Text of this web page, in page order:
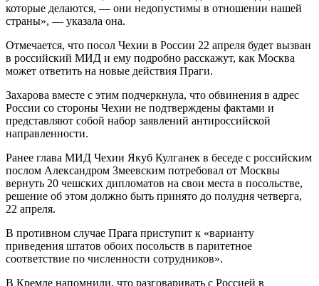
которые делаются, — они недопустимы в отношении нашей
страны», — указала она.
Отмечается, что посол Чехии в России 22 апреля будет вызван
в российский МИД и ему подробно расскажут, как Москва
может ответить на новые действия Праги.
Захарова вместе с этим подчеркнула, что обвинения в адрес
России со стороны Чехии не подтверждены фактами и
представляют собой набор заявлений антироссийской
направленности.
Ранее глава МИД Чехии Якуб Кулганек в беседе с российским
послом Александром Змеевским потребовал от Москвы
вернуть 20 чешских дипломатов на свои места в посольстве,
решение об этом должно быть принято до полудня четверга,
22 апреля.
В противном случае Прага приступит к «варианту
приведения штатов обоих посольств в паритетное
соответствие по численности сотрудников».
В Кремле напомнили, что разговаривать с Россией в